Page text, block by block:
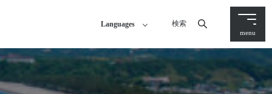
Languages 検索
menu